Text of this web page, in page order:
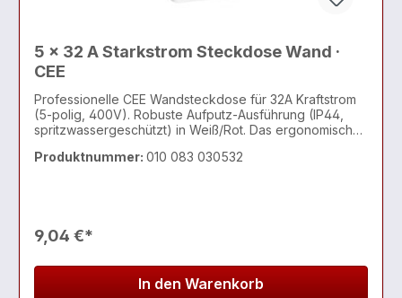
5 x 32 A Starkstrom Steckdose Wand ·
CEE
Professionelle CEE Wandsteckdose für 32A Kraftstrom
(5-polig, 400V). Robuste Aufputz-Ausführung (IP44,
spritzwassergeschützt) in Weiß/Rot. Das ergonomisch
Starkstrom-Steckdose zur Wandmontage für Hochlast-
Produktnummer: 010 083 030532
9,04 €*
In den Warenkorb